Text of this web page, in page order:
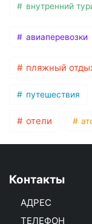
внутренний
авиаперевозки
пляжный
путешествия
отели
Контакты
АДРЕС
ТЕЛЕФОН